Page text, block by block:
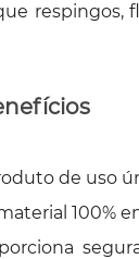
respingos,
de uso
100%